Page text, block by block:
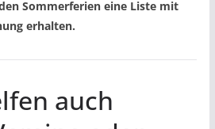
Sommerferien eine Liste mit
erhalten.
auch